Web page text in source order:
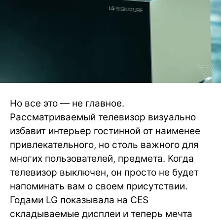
Но все это — не главное.
Рассматриваемый телевизор визуально
избавит интерьер гостинной от наименее
привлекательного, но столь важного для
многих пользователей, предмета. Когда
телевизор выключен, он просто не будет
напоминать вам о своем присутствии.
Годами LG показывала на CES
складываемые дисплеи и теперь мечта